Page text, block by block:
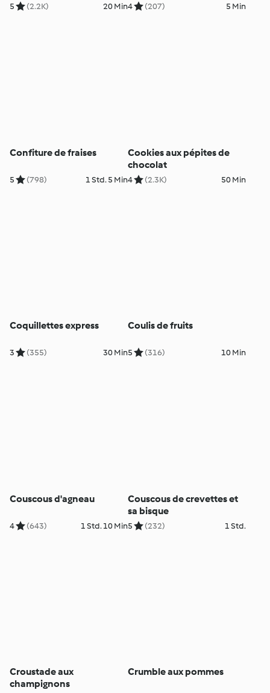
5 (2.2K) 20 Min4 (207) 5 Min
Confiture de fraises
5 (798) 1 Std. 5 Min
Cookies aux pépites de
chocolat
4 (2.3K) 50 Min
Coquillettes express
3 (355) 30 Min
Coulis de fruits
5 (316) 10 Min
Couscous d'agneau
4 (643) 1 Std. 10 Min
Couscous de crevettes et
sa bisque
5 (232) 1 Std.
Croustade aux
champignons
Crumble aux pommes